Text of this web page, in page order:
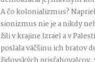
A čo kolonializmus?
sionizmus nie je a nikdy
žili v krajine Izrael a v
poslala väčšinu ich bratov